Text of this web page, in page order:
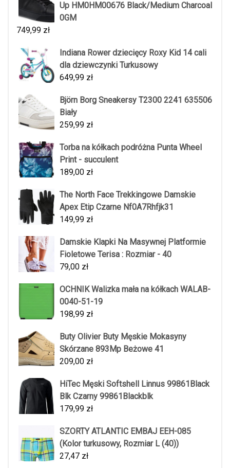
Up HM0HM00676 Black/Medium Charcoal
0GM
749,99 zł
Indiana Rower dziecięcy Roxy Kid 14 cali
dla dziewczynki Turkusowy
649,99 zł
Björn Borg Sneakersy T2300 2241 635506
Biały
259,99 zł
Torba na kółkach podróżna Punta Wheel
Print - succulent
189,00 zł
The North Face Trekkingowe Damskie
Apex Etip Czarne Nf0A7Rhfjk31
149,99 zł
Damskie Klapki Na Masywnej Platformie
Fioletowe Terisa : Rozmiar - 40
79,00 zł
OCHNIK Walizka mała na kółkach WALAB-
0040-51-19
198,99 zł
Buty Olivier Buty Męskie Mokasyny
Skórzane 893Mp Beżowe 41
209,00 zł
HiTec Męski Softshell Linnus 99861Black
Blk Czarny 99861Blackblk
179,99 zł
SZORTY ATLANTIC EMBAJ EEH-085
(Kolor turkusowy, Rozmiar L (40))
27,47 zł